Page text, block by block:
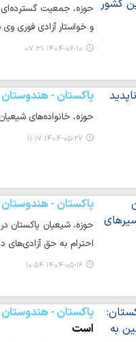
حوزه، جمعیت گسترده‌ای
و خواستار آزادی فوری
۱۴۰۴-۰۶-۱۰ ۰۷:۳۱
پاکستان - هندوستان
حوزه، خانواده‌های
۱۴۰۴-۰۵-۲۷ ۱۱:۱۷
پاکستان - هندوستان
حوزه، شیعیان پاکستان
احترام به حق آزادی‌های
۱۴۰۴-۰۵-۱۶ ۱۰:۵۴
پاکستان - هندوستان
است